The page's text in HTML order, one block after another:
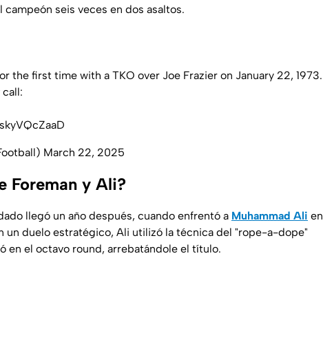
seis veces en dos asaltos.
the first time with a TKO over Joe Frazier on January 22, 1973.
March 22, 2025
Foreman y Ali?
llegó un año después, cuando enfrentó a Muhammad Ali en
un duelo estratégico, Ali utilizó la técnica del "rope-a-dope"
en el octavo round, arrebatándole el título.